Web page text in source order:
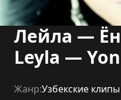
Лейла —
Leyla —
Жанр:Узбекские клипы